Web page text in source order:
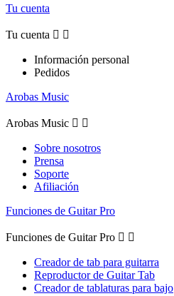
Tu cuenta
Tu cuenta  
Información personal
Pedidos
Arobas Music
Arobas Music  
Sobre nosotros
Prensa
Soporte
Afiliación
Funciones de Guitar Pro
Funciones de Guitar Pro  
Creador de tab para guitarra
Reproductor de Guitar Tab
Creador de tablaturas para bajo